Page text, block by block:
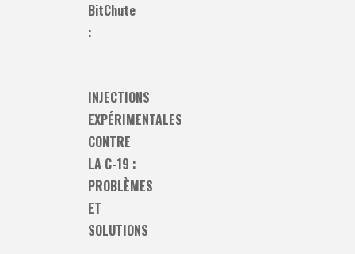
BitChute
:
INJECTIONS
EXPÉRIMENTALES
CONTRE
LA C-19 :
PROBLÈMES
ET
SOLUTIONS